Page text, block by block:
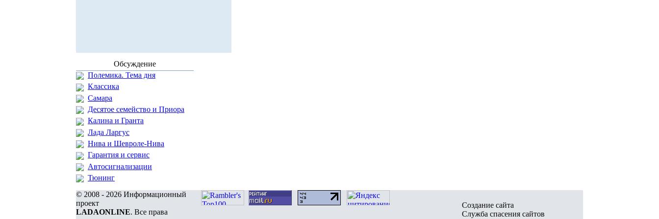
Обсуждение
Полемика. Тема дня
Классика
Самара
Десятое семейство и Приора
Калина и Гранта
Лада Ларгус
Нива и Шевроле-Нива
Гарантия и сервис
Автосигнализации
Тюнинг
© 2008 - 2026 Информационный
проект
LADAONLINE. Все права
Создание сайта
Служба спасения сайтов